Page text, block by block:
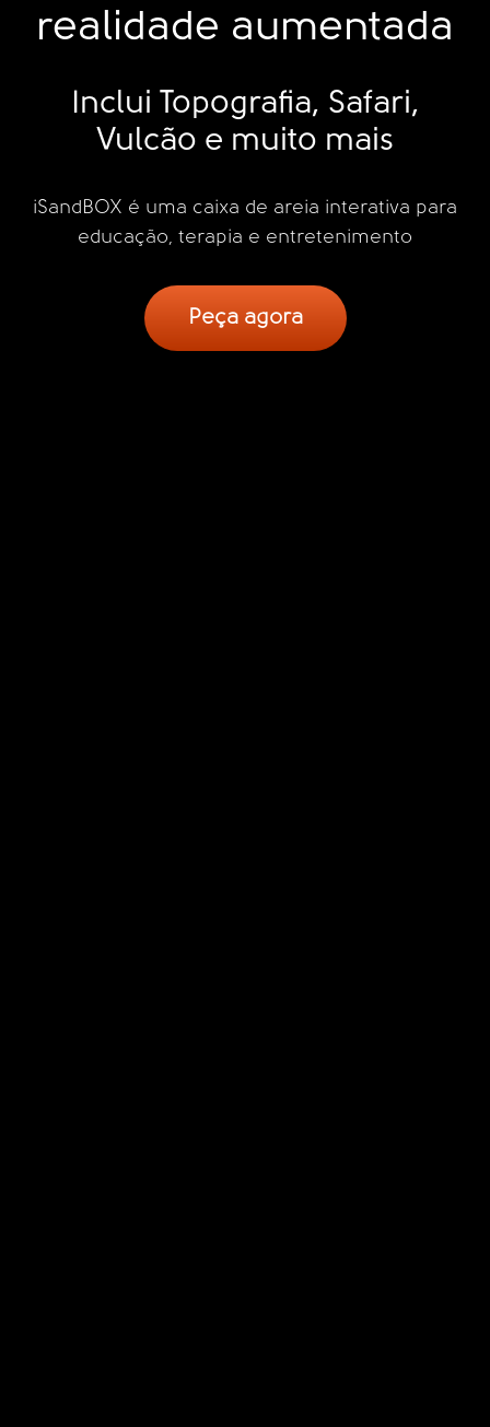
realidade aumentada
Inclui Topografia, Safari,
Vulcão e muito mais
iSandBOX é uma caixa de areia interativa para
educação, terapia e entretenimento
Peça agora